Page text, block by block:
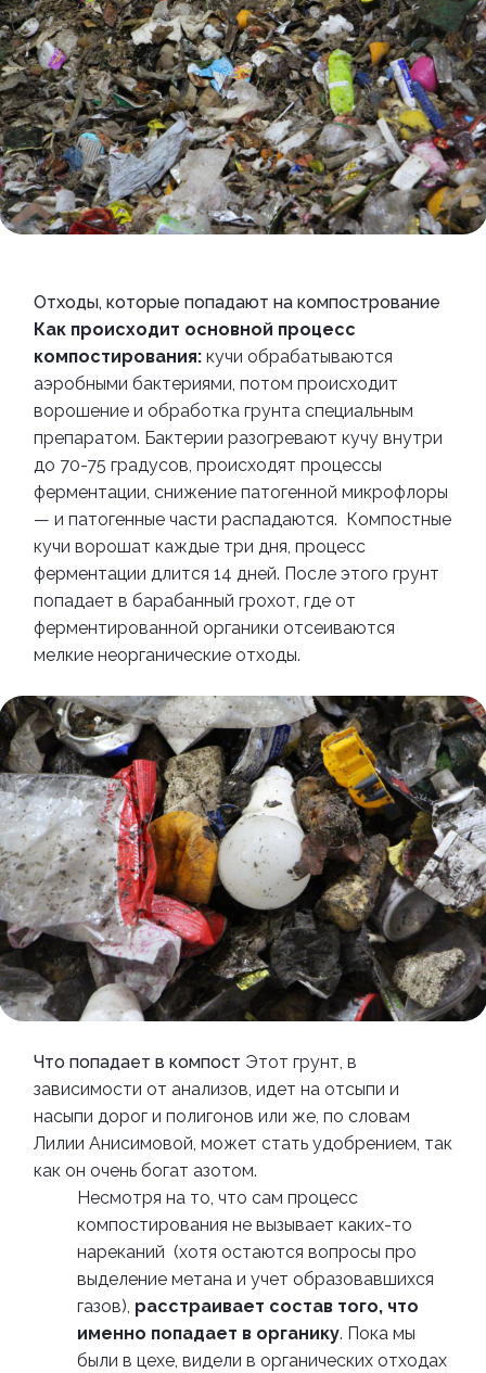
Отходы, которые попадают на компострование
Как происходит основной процесс
компостирования: кучи обрабатываются
аэробными бактериями, потом происходит
ворошение и обработка грунта специальным
препаратом. Бактерии разогревают кучу внутри
до 70-75 градусов, происходят процессы
ферментации, снижение патогенной микрофлоры
— и патогенные части распадаются.
Компостные
кучи ворошат каждые три дня, процесс
ферментации длится 14 дней. После этого грунт
попадает в барабанный грохот, где от
ферментированной органики отсеиваются
мелкие неорганические отходы.
Что попадает в компост Этот грунт, в
зависимости от анализов, идет на отсыпи и
насыпи дорог и полигонов или же, по словам
Лилии Анисимовой, может стать удобрением, так
как он очень богат азотом.
Несмотря на то, что сам процесс
компостирования не вызывает каких-то
нареканий (хотя остаются вопросы про
выделение метана и учет образовавшихся
газов), расстраивает состав того, что
именно попадает в органику. Пока мы
были в цехе, видели в органических отходах